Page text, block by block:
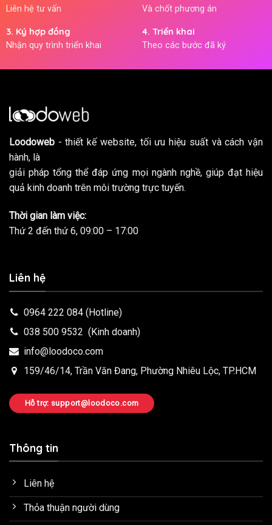
Liên hệ tư vấn Và chốt phương án
3. Ký hợp đồng
Nhận quy trình triển khai
4. Triển khai
Theo các bước đã ký
Loodoweb - thiết kế website, tối ưu hiệu suất và cách vận
hành, là
giải pháp tổng thể đáp ứng mọi ngành nghề, giúp đạt hiệu
quả kinh doanh trên môi trường trực tuyến.
Thời gian làm việc:
Thứ 2 đến thứ 6, 09:00 – 17:00
Liên hệ
0964 222 084 (Hotline)
038 500 9532 (Kinh doanh)
info@loodoco.com
159/46/14, Trần Văn Đang, Phường Nhiêu Lộc, TP.HCM
Hỗ trợ: support@loodoco.com
Thông tin
Liên hệ
Thỏa thuận người dùng